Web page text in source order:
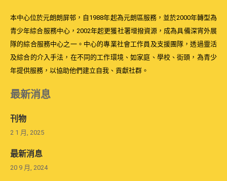
本中心位於元朗朗屏邨，自1988年起為元朗區服務，並於2000年轉型為
青少年綜合服務中心，2002年起更獲社署增撥資源，成為具備深宵外展
隊的綜合服務中心之一。中心的專業社會工作員及支援團隊，透過靈活
及綜合的介入手法，在不同的工作環境、如家庭、學校、街頭，為青少
年提供服務，以協助他們建立自我、貢獻社群。
最新消息
刊物
2 1 月, 2025
最新消息
20 9 月, 2024